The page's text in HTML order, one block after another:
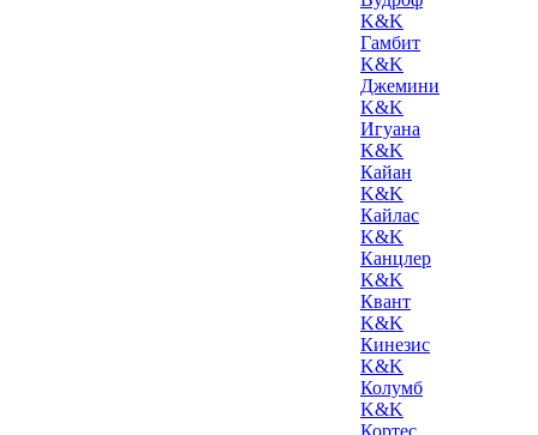
K&K
Гамбит
K&K
Джемини
K&K
Игуана
K&K
Кайан
K&K
Кайлас
K&K
Канцлер
K&K
Квант
K&K
Кинезис
K&K
Колумб
K&K
Кортес